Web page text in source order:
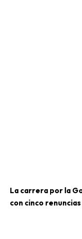
La carrera por la
con cinco renuncias